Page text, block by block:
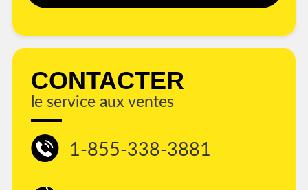
CONTACTER
le service aux ventes
1-855-338-3881